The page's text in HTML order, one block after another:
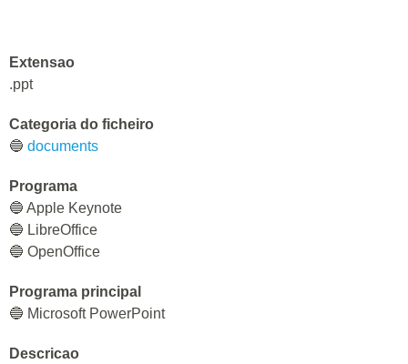
Extensao
.ppt
Categoria do ficheiro
🔵 documents
Programa
🔵 Apple Keynote
🔵 LibreOffice
🔵 OpenOffice
Programa principal
🔵 Microsoft PowerPoint
Descricao